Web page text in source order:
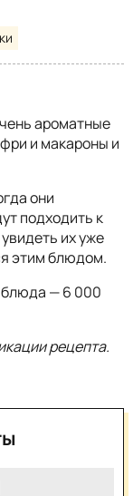
ароматные
и макароны и
они
подходить к
их уже
этим блюдом.
блюда — 6 000
рецепта.